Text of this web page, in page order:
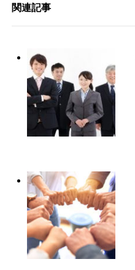
関連記事